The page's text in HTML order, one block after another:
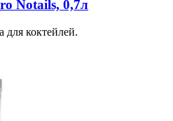
Notails, 0,7л
для коктейлей.